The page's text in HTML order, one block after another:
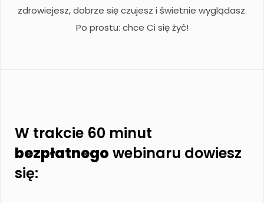
zdrowiejesz, dobrze się czujesz i świetnie wyglądasz.
Po prostu: chce Ci się żyć!
W trakcie 60 minut
bezpłatnego webinaru dowiesz
się: